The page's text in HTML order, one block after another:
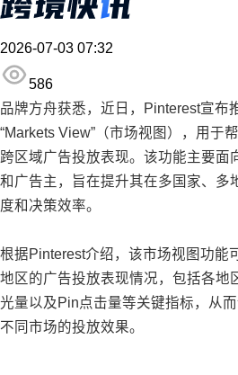
2026-07-03 07:32
586
品牌方舟获悉，近日，Pinterest宣布
“Markets View”（市场视图），用于
跨区域广告投放表现。该功能主要面
和广告主，旨在提升其在多国家、多
度和决策效率。
根据Pinterest介绍，该市场视图功能
地区的广告投放表现情况，包括各地
光量以及Pin点击量等关键指标，从
不同市场的投放效果。